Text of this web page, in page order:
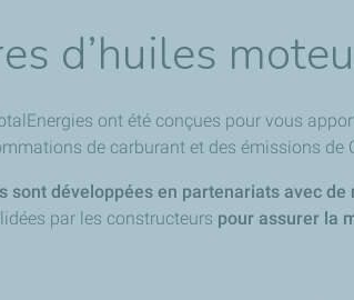
d’huiles
ont été conçues pour vous
de carburant et des émissions de
sont développées en partenariats avec
par les constructeurs pour assurer la